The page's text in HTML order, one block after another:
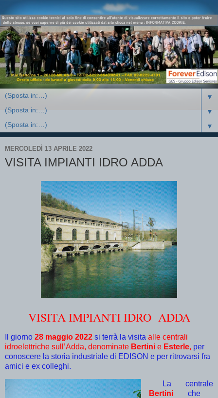
▼
▼
▼
MERCOLEDÌ 13 APRILE 2022
VISITA IMPIANTI IDRO ADDA
VISITA IMPIANTI IDRO ADDA
Il giorno 28 maggio 2022 si terrà la visita alle centrali
idroelettriche sull’Adda, denominate Bertini e Esterle, per
conoscere la storia industriale di EDISON e per ritrovarsi fra
amici e ex colleghi.
La centrale
Bertini che